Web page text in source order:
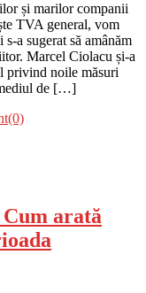
și marilor companii
TVA general, vom
a sugerat să amânăm
Marcel Ciolacu și-a
privind noile măsuri
de […]
arată